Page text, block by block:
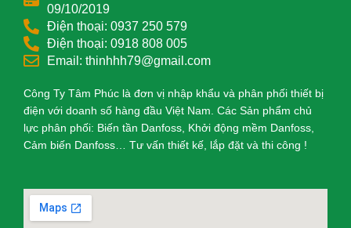
09/10/2019
Điện thoại: 0937 250 579
Điện thoại: 0918 808 005
Email: thinhhh79@gmail.com
Công Ty Tâm Phúc là đơn vị nhập khẩu và phân phối thiết bị
điện với doanh số hàng đầu Việt Nam. Các Sản phẩm chủ
lực phân phối: Biến tần Danfoss, Khởi động mềm Danfoss,
Cảm biến Danfoss… Tư vấn thiết kế, lắp đặt và thi công !